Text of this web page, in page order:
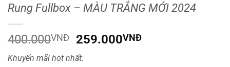
Rung Fullbox – MÀU TRẮNG MỚI 2024
400.000VNĐ
Giá
gốc
là:
259.000VNĐGiá
Khuyến mãi hot nhất: